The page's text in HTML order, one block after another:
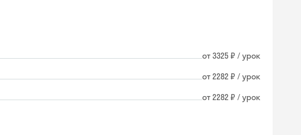
от 3325 ₽ / урок
от 2282 ₽ / урок
от 2282 ₽ / урок